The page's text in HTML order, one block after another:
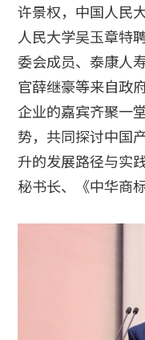
许景权，中国人民
人民大学吴玉章特
委会成员、泰康人
官薛继豪等来自政
企业的嘉宾齐聚一
势，共同探讨中国
升的发展路径与实
秘书长、《中华商